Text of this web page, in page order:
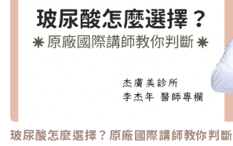
玻尿酸怎麼選擇？原廠國際講師教你判斷